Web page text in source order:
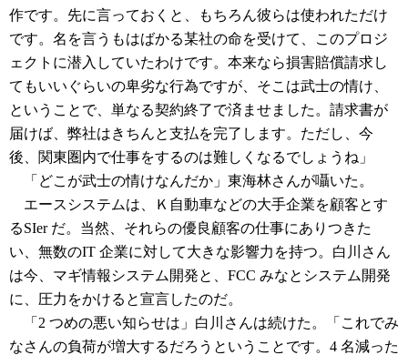
作です。先に言っておくと、もちろん彼らは使われただけ
です。名を言うもはばかる某社の命を受けて、このプロジ
ェクトに潜入していたわけです。本来なら損害賠償請求し
てもいいぐらいの卑劣な行為ですが、そこは武士の情け、
ということで、単なる契約終了で済ませました。請求書が
届けば、弊社はきちんと支払を完了します。ただし、今
後、関東圏内で仕事をするのは難しくなるでしょうね」
「どこが武士の情けなんだか」東海林さんが囁いた。
エースシステムは、Ｋ自動車などの大手企業を顧客とす
るSIer だ。当然、それらの優良顧客の仕事にありつきた
い、無数のIT 企業に対して大きな影響力を持つ。白川さん
は今、マギ情報システム開発と、FCC みなとシステム開発
に、圧力をかけると宣言したのだ。
「2 つめの悪い知らせは」白川さんは続けた。「これでみ
なさんの負荷が増大するだろうということです。4 名減った